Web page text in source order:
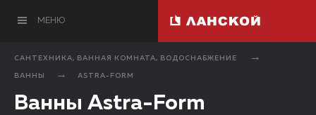
МЕНЮ
САНТЕХНИКА, ВАННАЯ КОМНАТА, ВОДОСНАБЖЕНИЕ
ВАННЫ ASTRA-FORM
Ванны Astra-Form